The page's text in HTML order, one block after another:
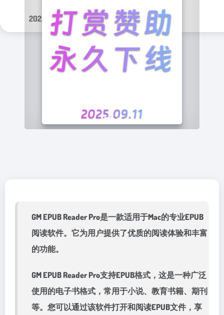
2025年 5月 16日 实用程序
GM EPUB Reader Pro是一款适用于Mac的专业EPUB
阅读软件。它为用户提供了优质的阅读体验和丰富
的功能。
GM EPUB Reader Pro支持EPUB格式，这是一种广泛
使用的电子书格式，常用于小说、教育书籍、期刊
等。您可以通过该软件打开和阅读EPUB文件，享